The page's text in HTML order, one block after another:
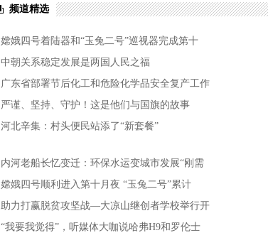
频道精选
嫦娥四号着陆器和“玉兔二号”巡视器完成第十
中朝关系稳定发展是两国人民之福
广东省部署节后化工和危险化学品安全复产工作
严谨、坚持、守护！这是他们与国旗的故事
河北辛集：村头便民站添了“新套餐”
内河老船长忆变迁：环保水运变城市发展“刚需
嫦娥四号顺利进入第十月夜 “玉兔二号”累计
助力打赢脱贫攻坚战—大凉山继创者学校举行开
“我要我觉得”，听媒体大咖说哈弗H9和罗伦士